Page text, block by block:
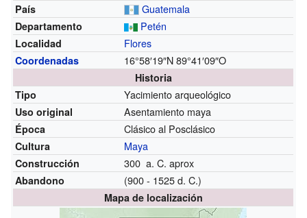
País Guatemala
Departamento Petén
Localidad Flores
Coordenadas 16°58′19″N89°41′09″O
Historia
Tipo
Yacimiento arqueológico
Uso original Asentamiento maya
Época Clásico al Posclásico
Cultura Maya
Construcción 300 a. C. aprox
Abandono (900 - 1525 d. C.)
Mapa de localización